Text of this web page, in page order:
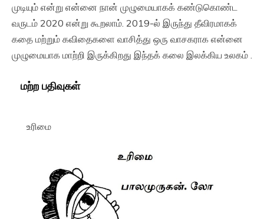
முடியும் என்று என்னை நான் முழுமையாகக் கண்டுகொண்ட
வருடம் 2020 என்று கூறலாம். 2019-ல் இருந்து தீவிரமாகக்
கதை மற்றும் கவிதைகளை வாசித்து ஒரு வாசகராக என்னை
முழுமையாக மாற்றி இருக்கிறது இந்தக் கலை இலக்கிய உலகம் .
மற்ற பதிவுகள்
உரிமை